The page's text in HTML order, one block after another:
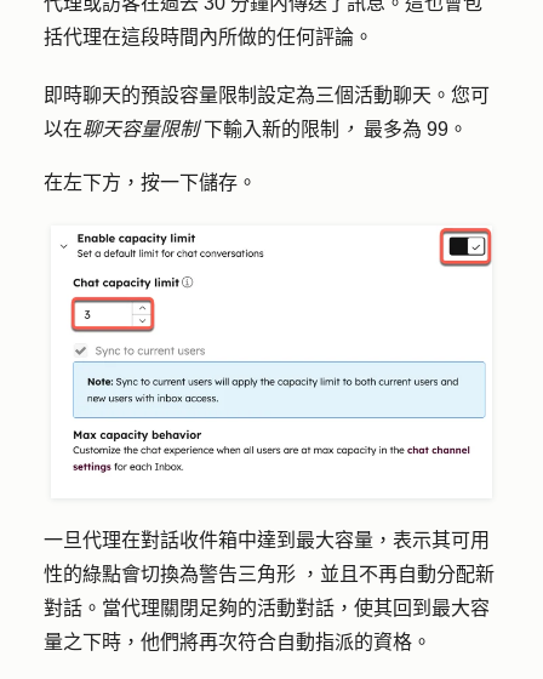
括代理在這段時間內所做的任何評論。
即時聊天的預設容量限制設定為三個活動聊天。您可
以在聊天容量限制下輸入新的限制 ， 最多為 99。
在左下方，按一下儲存 。
一旦代理在對話收件箱中達到最大容量，表示其可用
性的綠點會切換為警告三角形 ，並且不再自動分配新
對話。當代理關閉足夠的活動對話，使其回到最大容
量之下時，他們將再次符合自動指派的資格。